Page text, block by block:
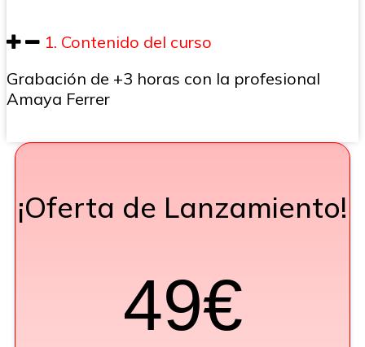
1. Contenido del curso
Grabación de +3 horas con la profesional
Amaya Ferrer
¡Oferta de Lanzamiento!
49€